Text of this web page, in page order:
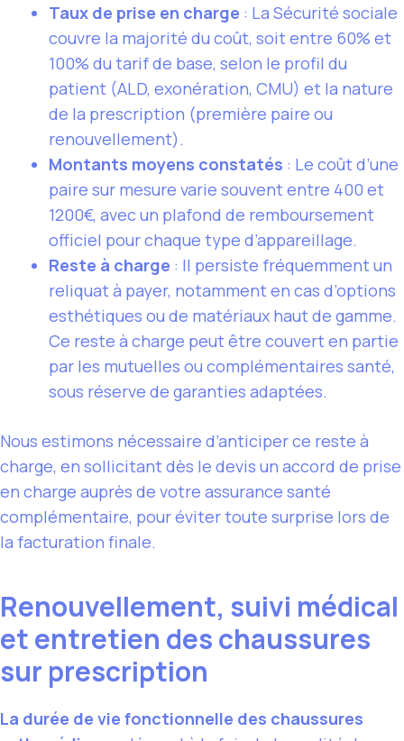
Taux de prise en charge : La Sécurité sociale
couvre la majorité du coût, soit entre 60% et
100% du tarif de base, selon le profil du
patient (ALD, exonération, CMU) et la nature
de la prescription (première paire ou
renouvellement).
Montants moyens constatés : Le coût d’une
paire sur mesure varie souvent entre 400 et
1200€, avec un plafond de remboursement
officiel pour chaque type d’appareillage.
Reste à charge : Il persiste fréquemment un
reliquat à payer, notamment en cas d’options
esthétiques ou de matériaux haut de gamme.
Ce reste à charge peut être couvert en partie
par les mutuelles ou complémentaires santé,
sous réserve de garanties adaptées.
Nous estimons nécessaire d’anticiper ce reste à
charge, en sollicitant dès le devis un accord de prise
en charge auprès de votre assurance santé
complémentaire, pour éviter toute surprise lors de
la facturation finale.
Renouvellement, suivi médical
et entretien des chaussures
sur prescription
La durée de vie fonctionnelle des chaussures